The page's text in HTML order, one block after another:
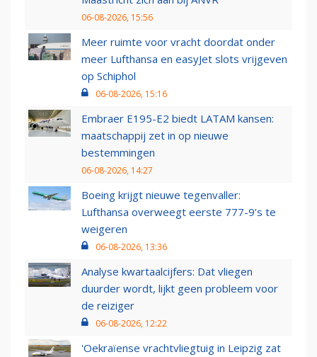
06-08-2026, 15:56
Meer ruimte voor vracht doordat onder
meer Lufthansa en easyJet slots vrijgeven
op Schiphol
06-08-2026, 15:16
Embraer E195-E2 biedt LATAM kansen:
maatschappij zet in op nieuwe
bestemmingen
06-08-2026, 14:27
Boeing krijgt nieuwe tegenvaller:
Lufthansa overweegt eerste 777-9’s te
weigeren
06-08-2026, 13:36
Analyse kwartaalcijfers: Dat vliegen
duurder wordt, lijkt geen probleem voor
de reiziger
06-08-2026, 12:22
'Oekraïense vrachtvliegtuig in Leipzig zat